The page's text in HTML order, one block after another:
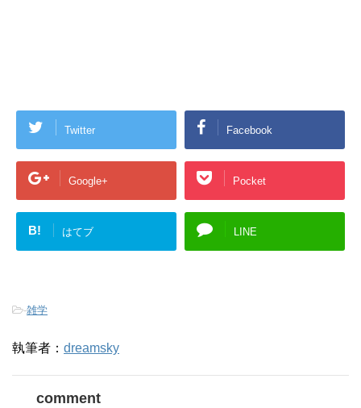
Twitter Facebook
Google+ Pocket
B! はてブ LINE
-雑学
執筆者： dreamsky
comment